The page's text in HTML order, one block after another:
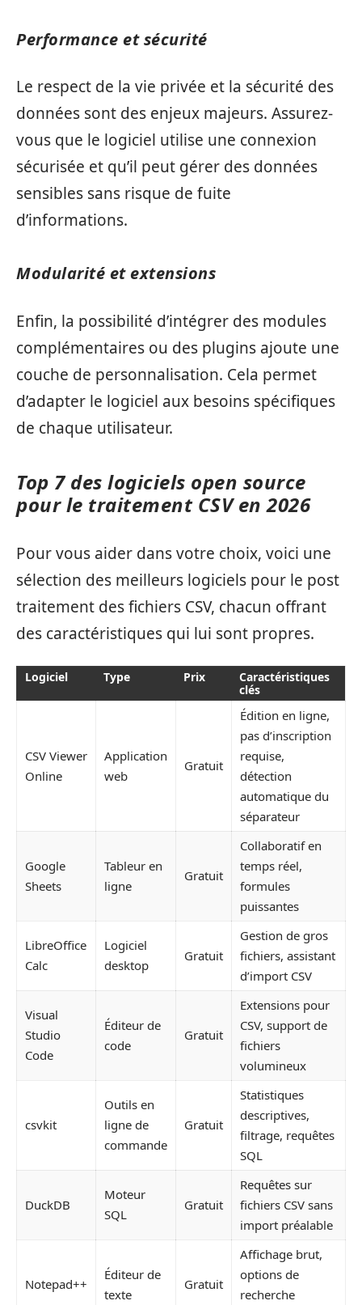
Performance et sécurité
Le respect de la vie privée et la sécurité des
données sont des enjeux majeurs. Assurez-
vous que le logiciel utilise une connexion
sécurisée et qu’il peut gérer des données
sensibles sans risque de fuite
d’informations.
Modularité et extensions
Enfin, la possibilité d’intégrer des modules
complémentaires ou des plugins ajoute une
couche de personnalisation. Cela permet
d’adapter le logiciel aux besoins spécifiques
de chaque utilisateur.
Top 7 des logiciels open source
pour le traitement CSV en 2026
Pour vous aider dans votre choix, voici une
sélection des meilleurs logiciels pour le post
traitement des fichiers CSV, chacun offrant
des caractéristiques qui lui sont propres.
Logiciel Type Prix
Caractéristiques
clés
CSV Viewer
Online
Application
web
Gratuit
Édition en ligne,
pas d’inscription
requise,
détection
automatique du
séparateur
Google
Sheets
Tableur en
ligne
Gratuit
Collaboratif en
temps réel,
formules
puissantes
LibreOffice
Calc
Logiciel
desktop
Gratuit
Gestion de gros
fichiers, assistant
d’import CSV
Visual
Studio
Code
Éditeur de
code
Gratuit
Extensions pour
CSV, support de
fichiers
volumineux
csvkit
Outils en
ligne de
commande
Gratuit
Statistiques
descriptives,
filtrage, requêtes
SQL
DuckDB
Moteur
SQL
Gratuit
Requêtes sur
fichiers CSV sans
import préalable
Notepad++
Éditeur de
texte
Gratuit
Affichage brut,
options de
recherche